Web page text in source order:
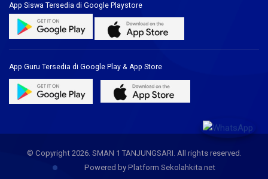
App Siswa Tersedia di Google Playstore
App Guru Tersedia di Google Play & App Store
© Copyright 2026. SMAN 1 TANJUNGSARI. All rights reserved.
Powered by Platform Sekolahkita.net